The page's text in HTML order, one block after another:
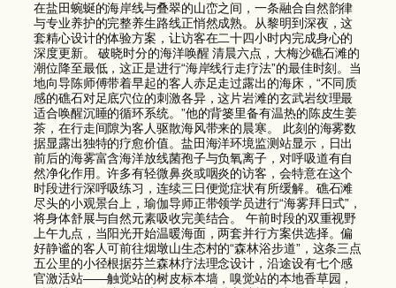
在盐田蜿蜒的海岸线与叠翠的山峦之间，一条融合自然韵律
与专业养护的完整养生路线正悄然成熟。从黎明到深夜，这
套精心设计的体验方案，让访客在二十四小时内完成身心的
深度更新。 破晓时分的海洋唤醒 清晨六点，大梅沙礁石滩的
潮位降至最低，这正是进行“海岸线行走疗法”的最佳时刻。当
地向导陈师傅带着早起的客人赤足走过露出的海床，“不同质
感的礁石对足底穴位的刺激各异，这片岩滩的玄武岩纹理最
适合唤醒沉睡的循环系统。”他的背篓里备有温热的陈皮生姜
茶，在行走间隙为客人驱散海风带来的晨寒。 此刻的海雾数
据显露出独特的疗愈价值。盐田海洋环境监测站显示，日出
前后的海雾富含海洋放线菌孢子与负氧离子，对呼吸道有自
然净化作用。许多有轻微鼻炎或咽炎的访客，会特意在这个
时段进行深呼吸练习，连续三日便觉症状有所缓解。礁石滩
尽头的小观景台上，瑜伽导师正带领学员进行“海雾拜日式”，
将身体舒展与自然元素吸收完美结合。 午前时段的双重视野
上午九点，当阳光开始温暖海面，两套并行方案供选择。偏
好静谧的客人可前往烟墩山生态村的“森林浴步道”，这条三点
五公里的小径根据芬兰森林疗法理念设计，沿途设有七个感
官激活站——触觉站的树皮标本墙，嗅觉站的本地香草园，